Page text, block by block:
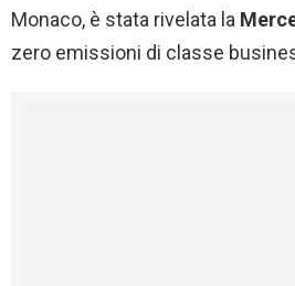
Monaco, è stata rivelata la
zero emissioni di classe